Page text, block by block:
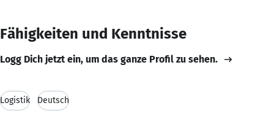
Fähigkeiten und Kenntnisse
Logg Dich jetzt ein, um das ganze Profil zu sehen.
Logistik Deutsch